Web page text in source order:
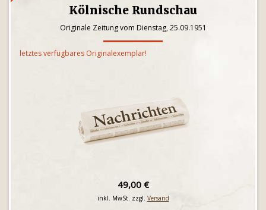
Kölnische Rundschau
Originale Zeitung vom Dienstag, 25.09.1951
letztes verfügbares Originalexemplar!
49,00 €
inkl. MwSt. zzgl. Versand